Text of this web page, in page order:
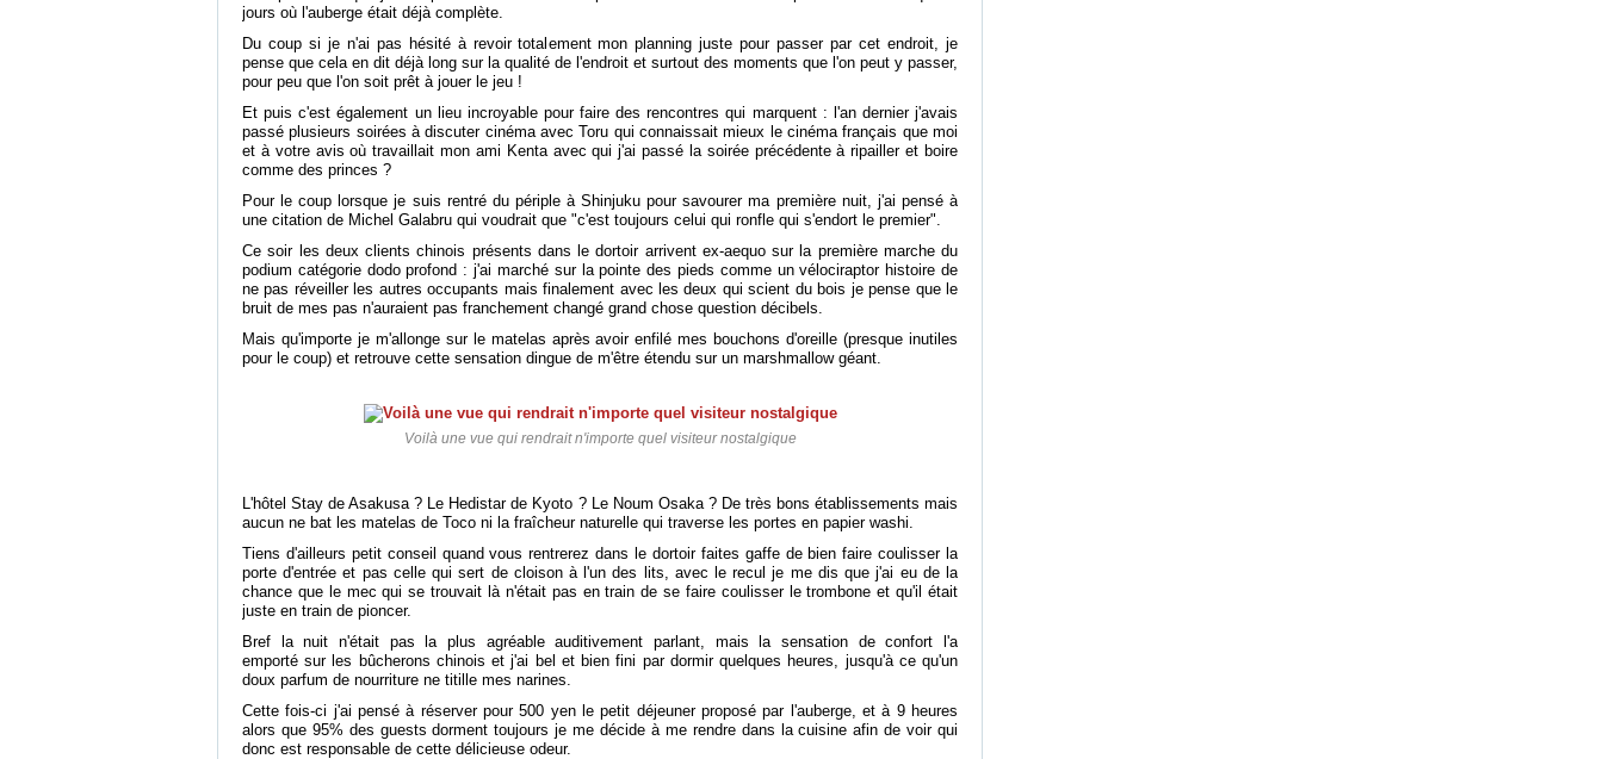
jours où l'auberge était déjà complète.
Du coup si je n'ai pas hésité à revoir totalement mon planning juste pour passer par cet endroit, je
pense que cela en dit déjà long sur la qualité de l'endroit et surtout des moments que l'on peut y passer,
pour peu que l'on soit prêt à jouer le jeu !
Et puis c'est également un lieu incroyable pour faire des rencontres qui marquent : l'an dernier j'avais
passé plusieurs soirées à discuter cinéma avec Toru qui connaissait mieux le cinéma français que moi
et à votre avis où travaillait mon ami Kenta avec qui j'ai passé la soirée précédente à ripailler et boire
comme des princes ?
Pour le coup lorsque je suis rentré du périple à Shinjuku pour savourer ma première nuit, j'ai pensé à
une citation de Michel Galabru qui voudrait que "c'est toujours celui qui ronfle qui s'endort le premier".
Ce soir les deux clients chinois présents dans le dortoir arrivent ex-aequo sur la première marche du
podium catégorie dodo profond : j'ai marché sur la pointe des pieds comme un vélociraptor histoire de
ne pas réveiller les autres occupants mais finalement avec les deux qui scient du bois je pense que le
bruit de mes pas n'auraient pas franchement changé grand chose question décibels.
Mais qu'importe je m'allonge sur le matelas après avoir enfilé mes bouchons d'oreille (presque inutiles
pour le coup) et retrouve cette sensation dingue de m'être étendu sur un marshmallow géant.
Voilà une vue qui rendrait n'importe quel visiteur nostalgique
L'hôtel Stay de Asakusa ? Le Hedistar de Kyoto ? Le Noum Osaka ? De très bons établissements mais
aucun ne bat les matelas de Toco ni la fraîcheur naturelle qui traverse les portes en papier washi.
Tiens d'ailleurs petit conseil quand vous rentrerez dans le dortoir faites gaffe de bien faire coulisser la
porte d'entrée et pas celle qui sert de cloison à l'un des lits, avec le recul je me dis que j'ai eu de la
chance que le mec qui se trouvait là n'était pas en train de se faire coulisser le trombone et qu'il était
juste en train de pioncer.
Bref la nuit n'était pas la plus agréable auditivement parlant, mais la sensation de confort l'a
emporté sur les bûcherons chinois et j'ai bel et bien fini par dormir quelques heures, jusqu'à ce qu'un
doux parfum de nourriture ne titille mes narines.
Cette fois-ci j'ai pensé à réserver pour 500 yen le petit déjeuner proposé par l'auberge, et à 9 heures
alors que 95% des guests dorment toujours je me décide à me rendre dans la cuisine afin de voir qui
donc est responsable de cette délicieuse odeur.